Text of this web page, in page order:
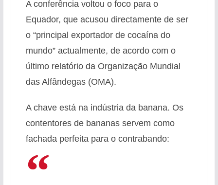
A conferência voltou o foco para o
Equador, que acusou directamente de ser
o “principal exportador de cocaína do
mundo” actualmente, de acordo com o
último relatório da Organização Mundial
das Alfândegas (OMA).
A chave está na indústria da banana. Os
contentores de bananas servem como
fachada perfeita para o contrabando: